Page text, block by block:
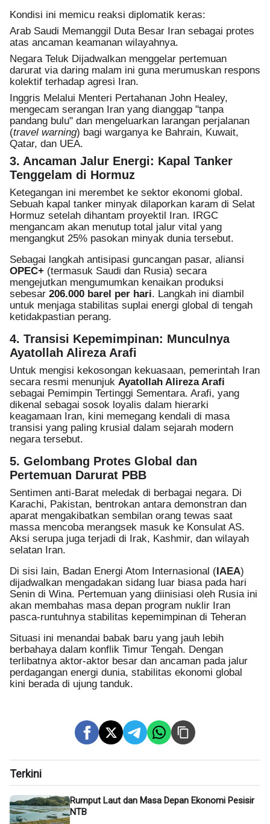
Kondisi ini memicu reaksi diplomatik keras:
Arab Saudi Memanggil Duta Besar Iran sebagai protes
atas ancaman keamanan wilayahnya.
Negara Teluk Dijadwalkan menggelar pertemuan
darurat via daring malam ini guna merumuskan respons
kolektif terhadap agresi Iran.
Inggris Melalui Menteri Pertahanan John Healey,
mengecam serangan Iran yang dianggap "tanpa
pandang bulu" dan mengeluarkan larangan perjalanan
(travel warning) bagi warganya ke Bahrain, Kuwait,
Qatar, dan UEA.
3. Ancaman Jalur Energi: Kapal Tanker
Tenggelam di Hormuz
Ketegangan ini merembet ke sektor ekonomi global.
Sebuah kapal tanker minyak dilaporkan karam di Selat
Hormuz setelah dihantam proyektil Iran. IRGC
mengancam akan menutup total jalur vital yang
mengangkut 25% pasokan minyak dunia tersebut.
Sebagai langkah antisipasi guncangan pasar, aliansi
OPEC+ (termasuk Saudi dan Rusia) secara
mengejutkan mengumumkan kenaikan produksi
sebesar 206.000 barel per hari. Langkah ini diambil
untuk menjaga stabilitas suplai energi global di tengah
ketidakpastian perang.
4. Transisi Kepemimpinan: Munculnya
Ayatollah Alireza Arafi
Untuk mengisi kekosongan kekuasaan, pemerintah Iran
secara resmi menunjuk Ayatollah Alireza Arafi
sebagai Pemimpin Tertinggi Sementara. Arafi, yang
dikenal sebagai sosok loyalis dalam hierarki
keagamaan Iran, kini memegang kendali di masa
transisi yang paling krusial dalam sejarah modern
negara tersebut.
5. Gelombang Protes Global dan
Pertemuan Darurat PBB
Sentimen anti-Barat meledak di berbagai negara. Di
Karachi, Pakistan, bentrokan antara demonstran dan
aparat mengakibatkan sembilan orang tewas saat
massa mencoba merangsek masuk ke Konsulat AS.
Aksi serupa juga terjadi di Irak, Kashmir, dan wilayah
selatan Iran.
Di sisi lain, Badan Energi Atom Internasional (IAEA)
dijadwalkan mengadakan sidang luar biasa pada hari
Senin di Wina. Pertemuan yang diinisiasi oleh Rusia ini
akan membahas masa depan program nuklir Iran
pasca-runtuhnya stabilitas kepemimpinan di Teheran
Situasi ini menandai babak baru yang jauh lebih
berbahaya dalam konflik Timur Tengah. Dengan
terlibatnya aktor-aktor besar dan ancaman pada jalur
perdagangan energi dunia, stabilitas ekonomi global
kini berada di ujung tanduk.
Terkini
Rumput Laut dan Masa Depan Ekonomi Pesisir
NTB